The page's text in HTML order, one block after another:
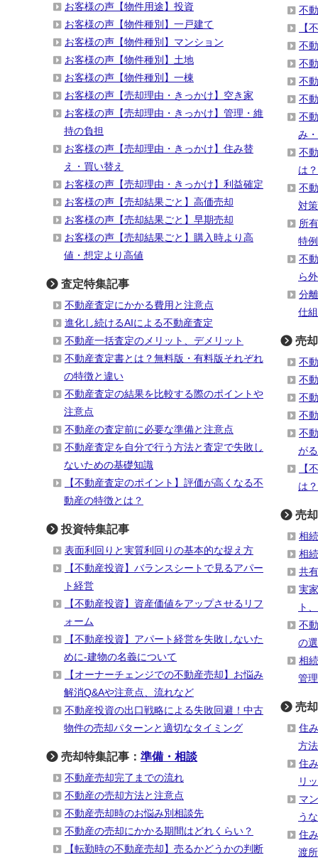
お客様の声【物件用途】投資
お客様の声【物件種別】一戸建て
お客様の声【物件種別】マンション
お客様の声【物件種別】土地
お客様の声【物件種別】一棟
お客様の声【売却理由・きっかけ】空き家
お客様の声【売却理由・きっかけ】管理・維
持の負担
お客様の声【売却理由・きっかけ】住み替
え・買い替え
お客様の声【売却理由・きっかけ】利益確定
お客様の声【売却結果ごと】高価売却
お客様の声【売却結果ごと】早期売却
お客様の声【売却結果ごと】購入時より高
値・想定より高値
査定特集記事
不動産査定にかかる費用と注意点
進化し続けるAIによる不動産査定
不動産一括査定のメリット、デメリット
不動産査定書とは？無料版・有料版それぞれ
の特徴と違い
不動産査定の結果を比較する際のポイントや
注意点
不動産の査定前に必要な準備と注意点
不動産査定を自分で行う方法と査定で失敗し
ないための基礎知識
【不動産査定のポイント】評価が高くなる不
動産の特徴とは？
投資特集記事
表面利回りと実質利回りの基本的な捉え方
【不動産投資】バランスシートで見るアパー
ト経営
【不動産投資】資産価値をアップさせるリフ
ォーム
【不動産投資】アパート経営を失敗しないた
めに-建物の名義について
【オーナーチェンジでの不動産売却】お悩み
解消Q&Aや注意点、流れなど
不動産投資の出口戦略による失敗回避！中古
物件の売却パターンと適切なタイミング
売却特集記事： 準備・相談
不動産売却完了までの流れ
不動産の売却方法と注意点
不動産売却時のお悩み別相談先
不動産の売却にかかる期間はどれくらい？
【転勤時の不動産売却】売るかどうかの判断
不
【
不
不
不
不
不
み
不
は
不
対
所
特
不
ら
分
仕
売
不
不
不
不
不
が
【
は？
売
相
相
共
実
ト
不
の
相
管
売
住
方
住
リ
マ
う
住
渡